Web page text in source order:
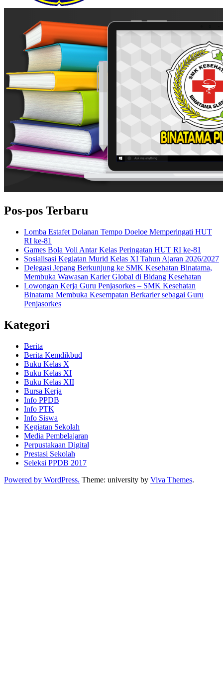
Pos-pos Terbaru
Lomba Estafet Dolanan Tempo Doeloe Memperingati HUT
RI ke-81
Games Bola Voli Antar Kelas Peringatan HUT RI ke-81
Sosialisasi Kegiatan Murid Kelas XI Tahun Ajaran 2026/2027
Delegasi Jepang Berkunjung ke SMK Kesehatan Binatama,
Membuka Wawasan Karier Global di Bidang Kesehatan
Lowongan Kerja Guru Penjasorkes – SMK Kesehatan
Binatama Membuka Kesempatan Berkarier sebagai Guru
Penjasorkes
Kategori
Berita
Berita Kemdikbud
Buku Kelas X
Buku Kelas XI
Buku Kelas XII
Bursa Kerja
Info PPDB
Info PTK
Info Siswa
Kegiatan Sekolah
Media Pembelajaran
Perpustakaan Digital
Prestasi Sekolah
Seleksi PPDB 2017
Powered by WordPress. Theme: university by Viva Themes.